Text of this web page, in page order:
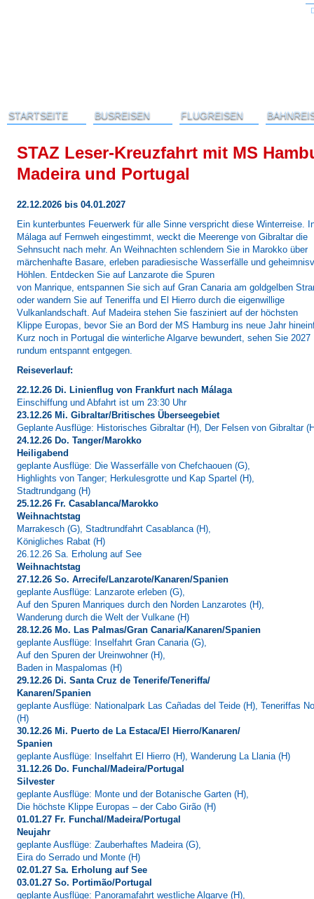
STARTSEITE BUSREISEN FLUGREISEN
STAZ Leser-Kreuzfahrt mit MS
Madeira und Portugal
22.12.2026 bis 04.01.2027
Ein kunterbuntes Feuerwerk für alle Sinne verspricht diese Winterreise.
Málaga auf Fernweh eingestimmt, weckt die Meerenge von Gibraltar die
Sehnsucht nach mehr. An Weihnachten schlendern Sie in Marokko über
märchenhafte Basare, erleben paradiesische Wasserfälle und
Höhlen. Entdecken Sie auf Lanzarote die Spuren
von Manrique, entspannen Sie sich auf Gran Canaria am goldgelben
oder wandern Sie auf Teneriffa und El Hierro durch die eigenwillige
Vulkanlandschaft. Auf Madeira stehen Sie fasziniert auf der höchsten
Klippe Europas, bevor Sie an Bord der MS Hamburg ins neue Jahr
Kurz noch in Portugal die winterliche Algarve bewundert, sehen Sie 2027
rundum entspannt entgegen.
Reiseverlauf:
22.12.26 Di. Linienflug von Frankfurt nach Málaga
Einschiffung und Abfahrt ist um 23:30 Uhr
23.12.26 Mi. Gibraltar/Britisches Überseegebiet
Geplante Ausflüge: Historisches Gibraltar (H), Der Felsen von Gibraltar
24.12.26 Do. Tanger/Marokko
Heiligabend
geplante Ausflüge: Die Wasserfälle von Chefchaouen (G),
Highlights von Tanger; Herkulesgrotte und Kap Spartel (H),
Stadtrundgang (H)
25.12.26 Fr. Casablanca/Marokko
Weihnachtstag
Marrakesch (G), Stadtrundfahrt Casablanca (H),
Königliches Rabat (H)
26.12.26 Sa. Erholung auf See
Weihnachtstag
27.12.26 So. Arrecife/Lanzarote/Kanaren/Spanien
geplante Ausflüge: Lanzarote erleben (G),
Auf den Spuren Manriques durch den Norden Lanzarotes (H),
Wanderung durch die Welt der Vulkane (H)
28.12.26 Mo. Las Palmas/Gran Canaria/Kanaren/Spanien
geplante Ausflüge: Inselfahrt Gran Canaria (G),
Auf den Spuren der Ureinwohner (H),
Baden in Maspalomas (H)
29.12.26 Di. Santa Cruz de Tenerife/Teneriffa/
Kanaren/Spanien
geplante Ausflüge: Nationalpark Las Cañadas del Teide (H), Teneriffas
(H)
30.12.26 Mi. Puerto de La Estaca/El Hierro/Kanaren/
Spanien
geplante Ausflüge: Inselfahrt El Hierro (H), Wanderung La Llania (H)
31.12.26 Do. Funchal/Madeira/Portugal
Silvester
geplante Ausflüge: Monte und der Botanische Garten (H),
Die höchste Klippe Europas – der Cabo Girão (H)
01.01.27 Fr. Funchal/Madeira/Portugal
Neujahr
geplante Ausflüge: Zauberhaftes Madeira (G),
Eira do Serrado und Monte (H)
02.01.27 Sa. Erholung auf See
03.01.27 So. Portimão/Portugal
geplante Ausflüge: Panoramafahrt westliche Algarve (H),